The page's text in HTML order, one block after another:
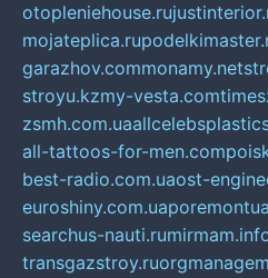
otopleniehouse.ru
mojateplica.ru
garazhov.commonamy.net
stroyu.kzmy-vesta.com
zsmh.com.ua
all-tattoos-for-men.com
best-radio.com.uaost-
euroshiny.com.ua
searchus-nauti.ru
transgazstroy.ru